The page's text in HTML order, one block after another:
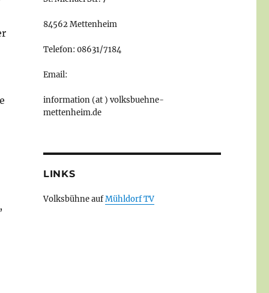
84562 Mettenheim
Telefon: 08631/7184
Email:
information (at ) volksbuehne-
mettenheim.de
LINKS
Volksbühne aufMühldorf TV